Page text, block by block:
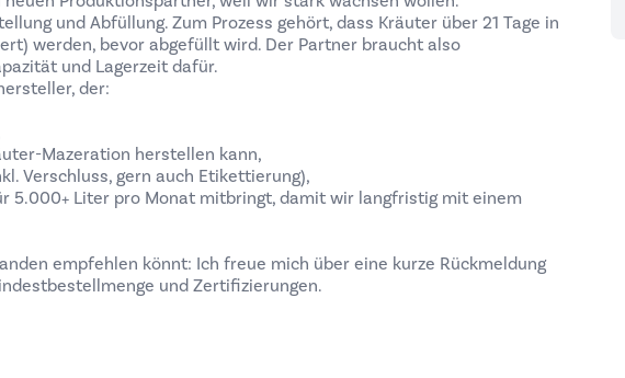
und Abfüllung. Zum Prozess gehört, dass Kräuter über 21 Tage in
werden, bevor abgefüllt wird. Der Partner braucht also
und Lagerzeit dafür.
der:
Mazeration herstellen kann,
Verschluss, gern auch Etikettierung),
5.000+ Liter pro Monat mitbringt, damit wir langfristig mit einem
empfehlen könnt: Ich freue mich über eine kurze Rückmeldung
und Zertifizierungen.